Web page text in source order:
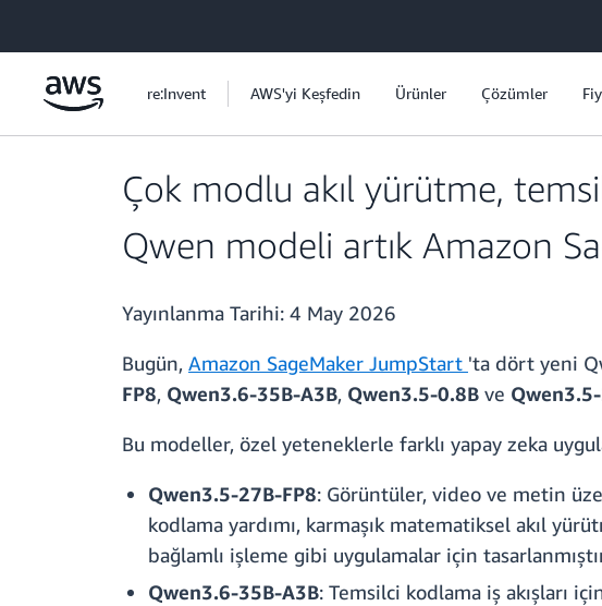
re:Invent AWS'yi Keşfedin Ürünler Çözümler
Çok modlu akıl yürütme,
Qwen modeli artık Amazon
Yayınlanma Tarihi: 4 May 2026
Bugün, Amazon SageMaker JumpStart 'ta dört yeni
FP8, Qwen3.6-35B-A3B, Qwen3.5-0.8B ve
Bu modeller, özel yeteneklerle farklı yapay zeka
Qwen3.5-27B-FP8: Görüntüler, video ve metin
kodlama yardımı, karmaşık matematiksel akıl
bağlamlı işleme gibi uygulamalar için
Qwen3.6-35B-A3B: Temsilci kodlama iş akışları